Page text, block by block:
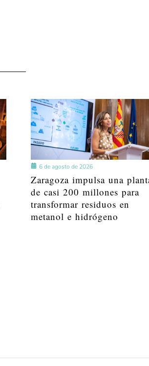
6 de agosto de 2026
Zaragoza impulsa una
de casi 200 millones para
transformar residuos en
metanol e hidrógeno